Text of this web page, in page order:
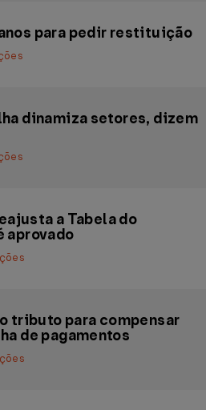
para pedir restituição
dinamiza setores, dizem
a Tabela do
aprovado
tributo para compensar
de pagamentos